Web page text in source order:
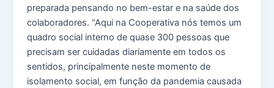
preparada pensando no bem-estar e na saúde dos
colaboradores. “Aqui na Cooperativa nós temos um
quadro social interno de quase 300 pessoas que
precisam ser cuidadas diariamente em todos os
sentidos, principalmente neste momento de
isolamento social, em função da pandemia causada